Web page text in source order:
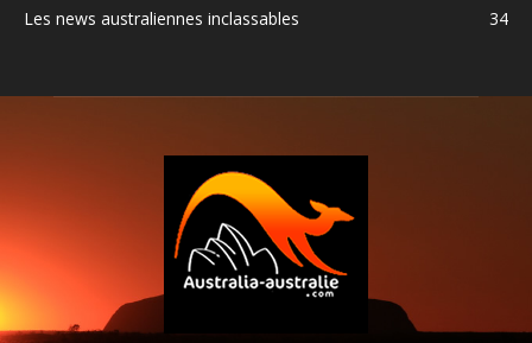
Les news australiennes inclassables
34